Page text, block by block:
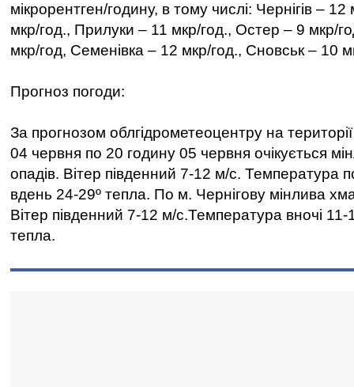
мікрорентген/годину, в тому числі: Чернігів –
мкр/год., Прилуки – 11 мкр/год., Остер – 9 мкр/
мкр/год, Семенівка – 12 мкр/год., Сновськ – 10
Прогноз погоди:
За прогнозом облгідрометеоцентру на
04 червня по 20 годину 05 червня очікується
опадів. Вітер південний 7-12 м/с. Температура
вдень 24-29º тепла. По м. Чернігову мінлива
Вітер південний 7-12 м/с.Температура вночі 11-
тепла.